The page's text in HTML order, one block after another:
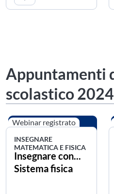
Appuntamenti
scolastico
Webinar registrato
INSEGNARE
MATEMATICA E FISICA
Insegnare con...
Sistema fisica